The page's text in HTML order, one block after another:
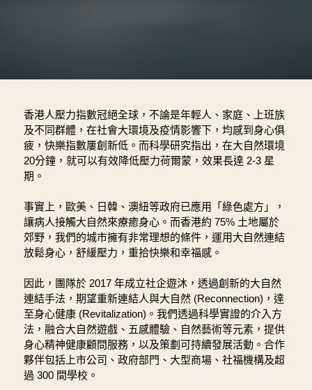
香港人壓力指數冠絕全球，不論是年輕人、家庭、上班族
及不同群體，在社會大環境及疫情影響下，均感到身心俱
疲，快樂指數屢創新低。而科學研究指出，在大自然環境
20分鐘，就可以有效降低壓力荷爾蒙，效果長達 2-3 星
期。
事實上，歐美、日韓、澳紐等政府已應用「綠色處方」，
讓病人接觸大自然來療癒身心。而香港約 75% 土地屬於
郊野，我們的城市擁有非常理想的條件，運用大自然連結
放鬆身心，舒緩壓力，重拾快樂和幸福感。
因此，團隊於 2017 年成立社企遊沐，透過創新的大自然
連結手法，期望重新連結人與大自然 (Reconnection)，達
至身心健康 (Revitalization)。我們透過科學實證的介入方
法，融合大自然遊戲、五感體驗、自然藝術等元素，提供
身心精神健康顧問服務，以及策劃可持續發展活動。合作
夥伴包括上市公司、政府部門、大型商場、社福機構及超
過 300 間學校。